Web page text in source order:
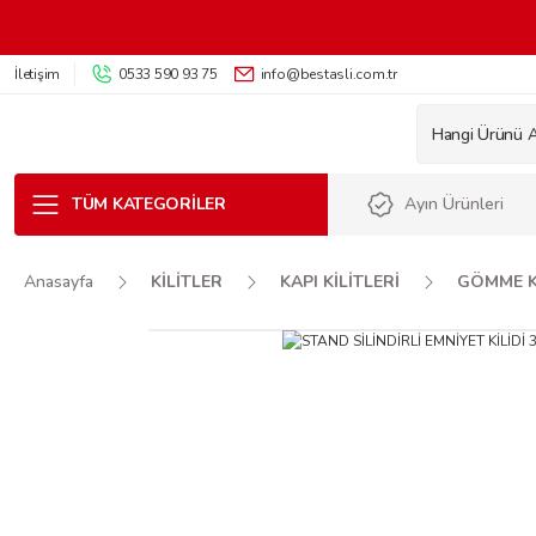
İletişim 0533 590 93 75 info@bestasli.com.tr
TÜM KATEGORILER Ayın Ürünleri
Anasayfa KİLİTLER KAPI KİLİTLERİ GÖMME